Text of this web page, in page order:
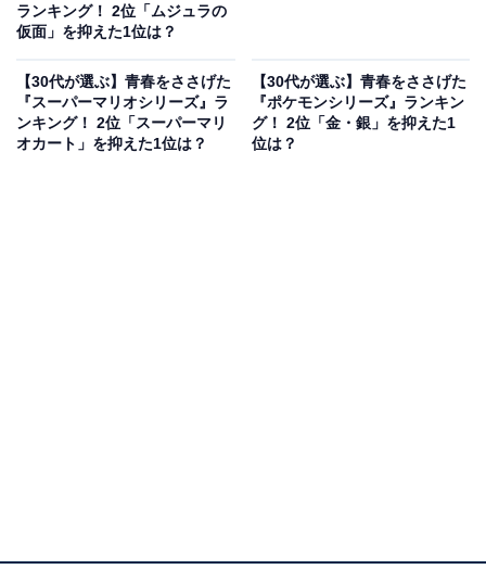
回答者からは「面白すぎて子供ながらに夜中までやった
記憶がある。初期のゼルダは本当によくできていて、楽
しかったイメージがある」（30代男性／埼玉県）、「た
った3日間の出来事でコレだけのストーリーは凄いと思
ランキング！ 2位「ムジュラの
仮面」を抑えた1位は？
【30代が選ぶ】青春をささげた
『スーパーマリオシリーズ』ラ
ンキング！ 2位「スーパーマリ
オカート」を抑えた1位は？
【30代が選ぶ】青春をささげた
『ポケモンシリーズ』ランキン
グ！ 2位「金・銀」を抑えた1
位は？